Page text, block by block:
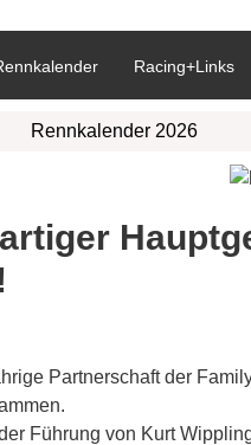
Racing+Links
Rennkalender 2026
Partnerschaft der
Führung von Kurt